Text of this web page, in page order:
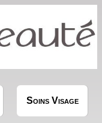
Soins Visage